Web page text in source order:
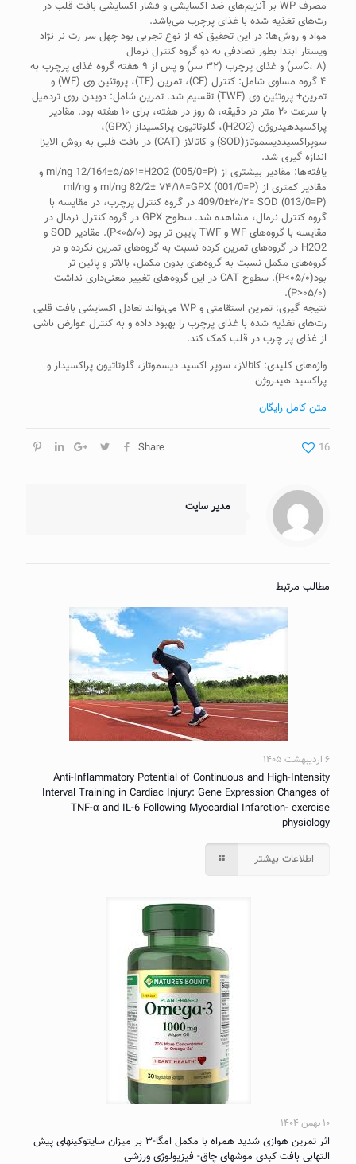
مصرف WP بر آنزیم‌های ضد اکسایشی و فشار اکسایشی بافت قلب در
رت‌های تغذیه شده با غذای پرچرب می‌باشد.
مواد و روش‌ها: در این تحقیق که از نوع تجربی بود چهل سر رت نر نژاد
ویستار ابتدا بطور تصادفی به دو گروه کنترل نرمال
(C، ۸سر) و غذای پرچرب (۳۲ سر) و پس از ۹ هفته گروه غذای پرچرب به
۴ گروه مساوی شامل: کنترل (CF)، تمرین (TF)، پروتئین وی (WF) و
تمرین+ پروتئین وی (TWF) تقسیم شد. تمرین شامل: دویدن روی تردمیل
با سرعت ۲۰ متر در دقیقه، ۵ روز در هفته، برای ۱۰ هفته بود. مقادیر
پراکسیدهیدروژن (H2O2)، گلوتاتیون پراکسیداز (GPX)،
سوپراکسیددیسموتاز(SOD) و کاتالاز (CAT) در بافت قلبی به روش الایزا
اندازه گیری شد.
یافته‌ها‌: مقادیر بیشتری از ml/ng 12/164±۵/۵۶۱=H2O2 (005/0=P) و
مقادیر کمتری از ml/ng 82/2± ۷۴/۱۸=GPX (001/0=P) و ml/ng
409/0±۲۰/۲= SOD (013/0=P) در گروه کنترل پرچرب، در مقایسه با
گروه کنترل نرمال، مشاهده شد. سطوح GPX در گروه کنترل نرمال در
مقایسه با گروه‌های WF و TWF پایین تر بود (۰۵/۰>P). مقادیر SOD و
H2O2 در گروه‌های تمرین کرده نسبت به گروه‌های تمرین نکرده و در
گروه‌های مکمل نسبت به گروه‌های بدون مکمل، بالاتر و پائین تر
بود(۰۵/۰>P). سطوح CAT در این گروه‌های تغییر معنی‌داری نداشت
(۰۵/۰<P).
نتیجه گیری: تمرین استقامتی و WP می‌تواند تعادل اکسایشی بافت قلبی
رت‌های تغذیه شده با غذای پرچرب را بهبود داده و به کنترل عوارض ناشی
از غذای پر چرب در قلب کمک کند.
واژه‌های کلیدی: کاتالاز، سوپر اکسید دیسموتاز، گلوتاتیون پراکسیداز و
پراکسید هیدروژن
متن کامل رایگان
Share 16
مدیر سایت
مطالب مرتبط
۶ اردیبهشت ۱۴۰۵
Anti-Inflammatory Potential of Continuous and High-Intensity
Interval Training in Cardiac Injury: Gene Expression Changes of
TNF-α and IL-6 Following Myocardial Infarction- exercise
physiology
اطلاعات بیشتر
۱۰ بهمن ۱۴۰۴
اثر تمرین هوازی شدید همراه با مکمل امگا-۳ بر میزان سایتوکینهای پیش
التهابی بافت کبدی موشهای چاق- فیزیولوژی ورزشی